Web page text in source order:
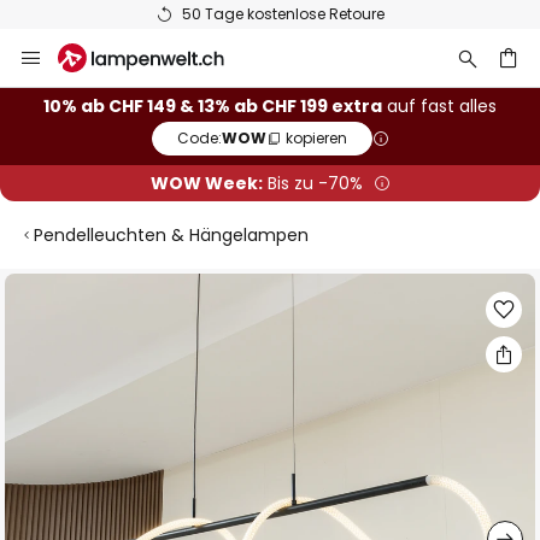
50 Tage kostenlose Retoure
Inhalt
springen
10% ab CHF 149 & 13% ab CHF 199 extra auf fast alles
Code:WOW kopieren
WOW Week:Bis zu -70%
Pendelleuchten & Hängelampen
Zum
springen